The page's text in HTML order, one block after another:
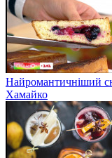
Найромантичніший
Хамайко